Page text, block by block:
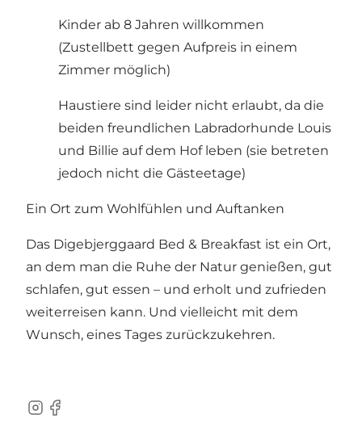
Kinder ab 8 Jahren willkommen
(Zustellbett gegen Aufpreis in einem
Zimmer möglich)
Haustiere sind leider nicht erlaubt, da die
beiden freundlichen Labradorhunde Louis
und Billie auf dem Hof leben (sie betreten
jedoch nicht die Gästeetage)
Ein Ort zum Wohlfühlen und Auftanken
Das Digebjerggaard Bed & Breakfast ist ein Ort,
an dem man die Ruhe der Natur genießen, gut
schlafen, gut essen – und erholt und zufrieden
weiterreisen kann. Und vielleicht mit dem
Wunsch, eines Tages zurückzukehren.
Instagram
Facebook